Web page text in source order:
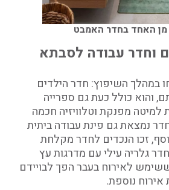
מן האחד בחדר האמבט
וחדר עבודה לסבתא
במהלך השיפוץ: חדר הילדים
והוא כולל כעת גם ספרייה
מפנקת וטלוויזיה חכמה
נמצאת גם פינת עבודה ביתית
זכו הנכדים לחדר מקלחת
גלריה עילי עם מדרגות עץ
לאירוח בעבר הפך לבויידם
נוספת.